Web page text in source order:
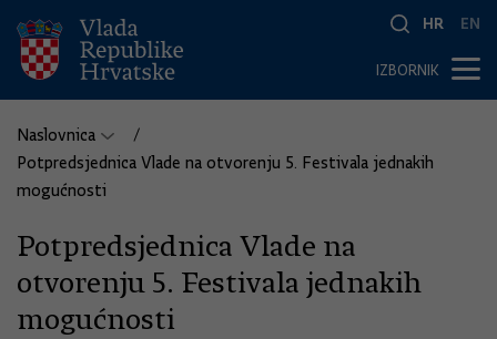
HR EN
IZBORNIK
Naslovnica
Potpredsjednica Vlade na otvorenju 5. Festivala jednakih
mogućnosti
Potpredsjednica Vlade na
otvorenju 5. Festivala jednakih
mogućnosti